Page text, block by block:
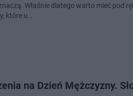
Właśnie dlatego warto mieć pod
które u…
na Dzień Mężczyzny.